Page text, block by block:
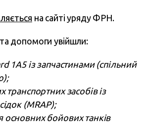
на сайті уряду ФРН.
допомоги увійшли:
1A5 із запчастинами (спільний
транспортних засобів із
(MRAP);
основних бойових танків